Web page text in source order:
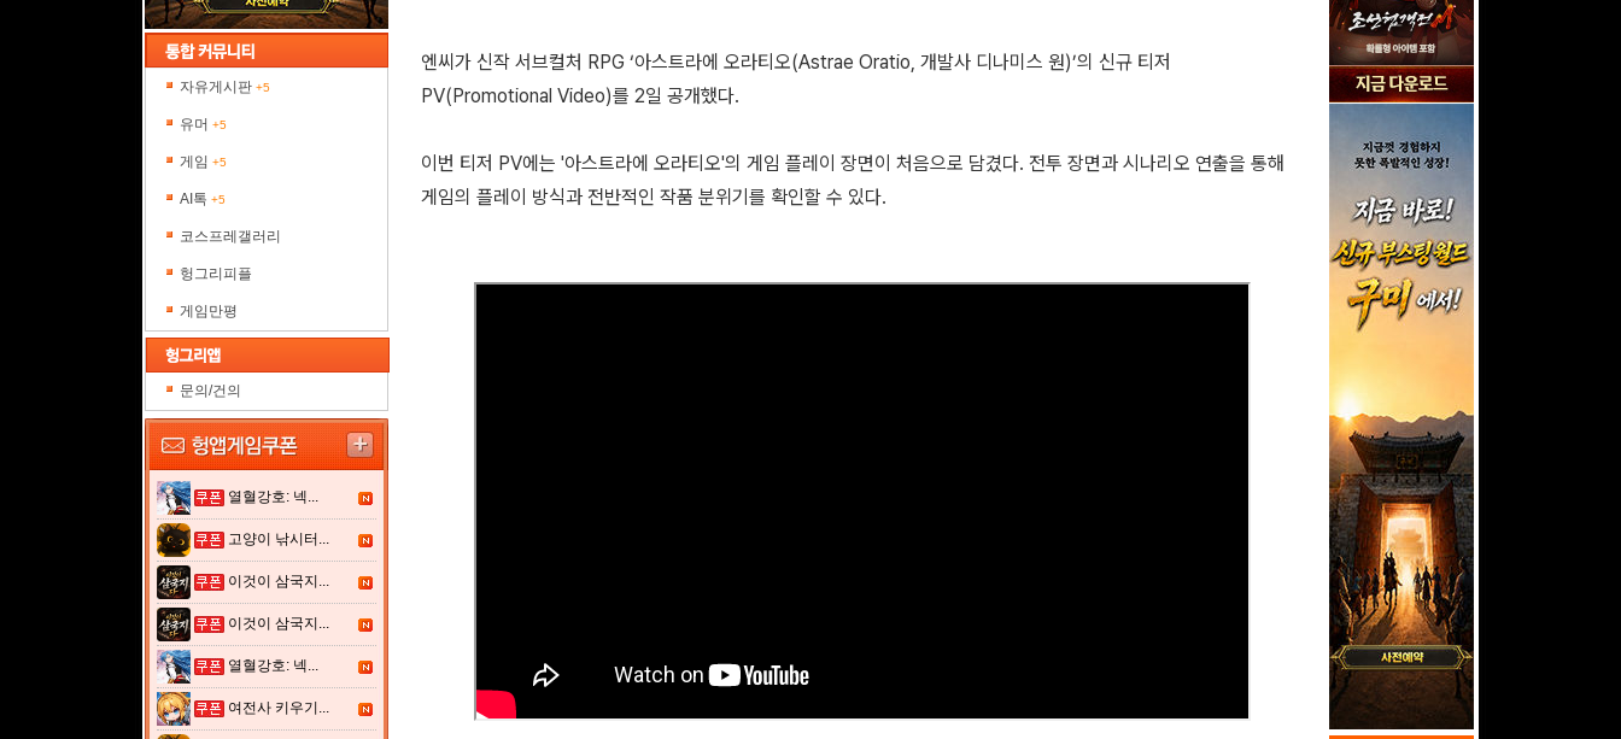
자유게시판 +5
유머 +5
게임 +5
AI톡 +5
코스프레갤러리
헝그리피플
게임만평
문의/건의
열혈강호: 넥...
고양이 낚시터...
이것이 삼국지...
이것이 삼국지...
열혈강호: 넥...
여전사 키우기...
엔씨가 신작 서브컬처 RPG ‘아스트라에 오라티오(Astrae Oratio, 개발사 디나미스 원)’의 신규 티저
PV(Promotional Video)를 2일 공개했다.
이번 티저 PV에는 '아스트라에 오라티오'의 게임 플레이 장면이 처음으로 담겼다. 전투 장면과 시나리오 연출을 통해
게임의 플레이 방식과 전반적인 작품 분위기를 확인할 수 있다.